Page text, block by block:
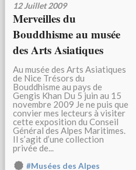
12 Juillet 2009
Merveilles du
Bouddhisme au musée
des Arts Asiatiques
Au musée des Arts Asiatiques
de Nice Trésors du
Bouddhisme au pays de
Gengis Khan Du 5 juin au 15
novembre 2009 Je ne puis que
convier mes lecteurs à visiter
cette exposition du Conseil
Général des Alpes Maritimes.
Il s’agit d’une collection
privée de...
#Musées des Alpes